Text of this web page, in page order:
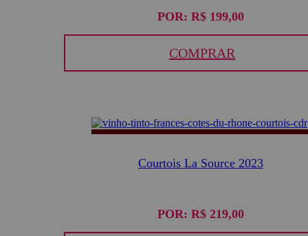
POR: R$ 199,00
COMPRAR
Courtois La Source 2023
POR: R$ 219,00